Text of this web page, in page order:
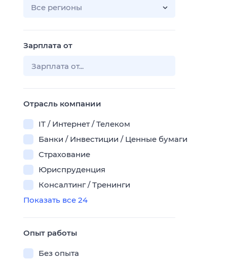
Все регионы
Зарплата от
Отрасль компании
IT / Интернет / Телеком
Банки / Инвестиции / Ценные бумаги
Страхование
Юриспруденция
Консалтинг / Тренинги
Показать все 24
Опыт работы
Без опыта